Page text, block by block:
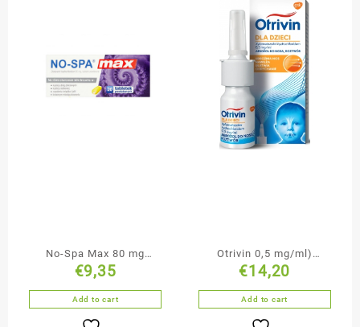
No-Spa Max 80 mg
tabletki powlekane 20
tabletek
€9,35
Add to cart
Otrivin 0,5 mg/ml)
aerozol do nosa 10 ml
€14,20
Add to cart